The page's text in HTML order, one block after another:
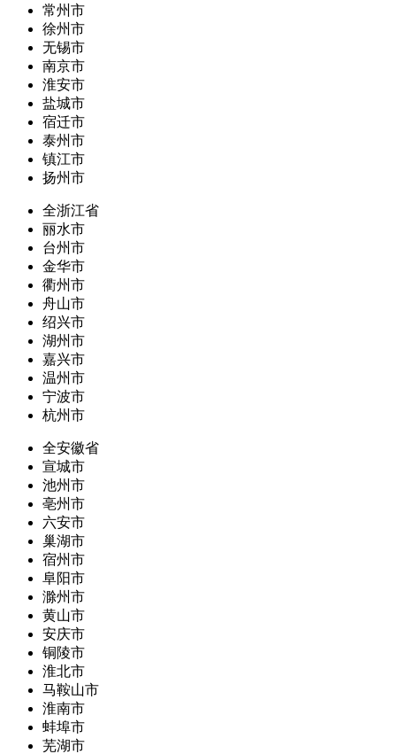
常州市
徐州市
无锡市
南京市
淮安市
盐城市
宿迁市
泰州市
镇江市
扬州市
全浙江省
丽水市
台州市
金华市
衢州市
舟山市
绍兴市
湖州市
嘉兴市
温州市
宁波市
杭州市
全安徽省
宣城市
池州市
亳州市
六安市
巢湖市
宿州市
阜阳市
滁州市
黄山市
安庆市
铜陵市
淮北市
马鞍山市
淮南市
蚌埠市
芜湖市